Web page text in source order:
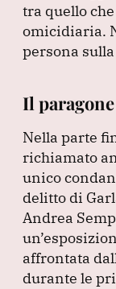
tra quello
omicidiaria.
persona
Il
Nella parte
richiamato
unico
delitto di
Andrea
affrontata
durante le